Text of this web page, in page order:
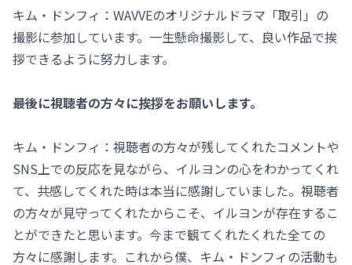
キム・ドンフィ：WAVVEのオリジナルドラマ「取引」の
撮影に参加しています。一生懸命撮影して、良い作品で挨
拶できるように努力します。
――最後に視聴者の方々に挨拶をお願いします。
キム・ドンフィ：視聴者の方々が残してくれたコメントや
SNS上での反応を見ながら、イルヨンの心をわかってくれ
て、共感してくれた時は本当に感謝していました。視聴者
の方々が見守ってくれたからこそ、イルヨンが存在するこ
とができたと思います。今まで観てくれたくれた全ての
方々に感謝します。これから僕、キム・ドンフィの活動も